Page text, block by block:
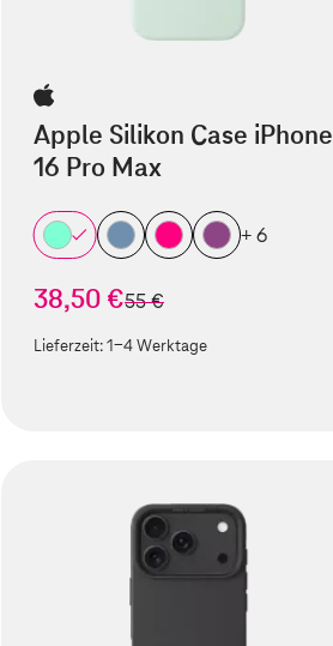
Apple Silikon Case iPhone
16 Pro Max
+ 6
38,50 €statt
55 €
Lieferzeit:1-4 Werktage